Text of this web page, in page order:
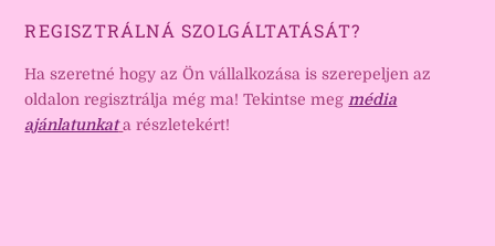
REGISZTRÁLNÁ SZOLGÁLTATÁSÁT?
Ha szeretné hogy az Ön vállalkozása is szerepeljen az
oldalon regisztrálja még ma! Tekintse meg média
ajánlatunkat a részletekért!